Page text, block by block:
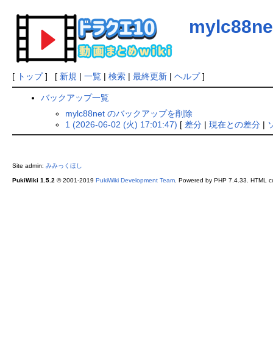
[ トップ] [ 新規 | 一覧| 検索| 最終更新| ヘルプ]
バックアップ一覧
mylc88net のバックアップを削除
1 (2026-06-02 (火) 17:01:47) [ 差分| 現在との差分|
Site admin: みみっくほし
PukiWiki 1.5.2 © 2001-2019 PukiWiki Development Team. Powered by PHP 7.4.33. HTML